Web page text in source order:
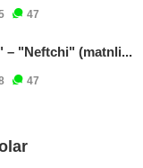
47
– "Neftchi" (matnli...
47